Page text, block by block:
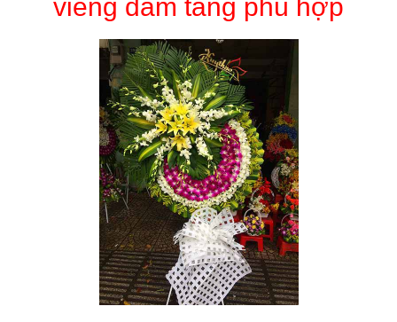
viếng đám tang phù hợp